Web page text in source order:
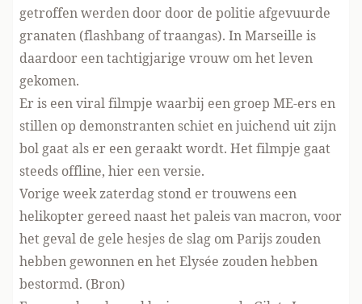
getroffen werden door door de politie afgevuurde
granaten (flashbang of traangas). In Marseille is
daardoor een tachtigjarige vrouw om het leven
gekomen.
Er is een viral filmpje waarbij een groep ME-ers en
stillen op demonstranten schiet en juichend uit zijn
bol gaat als er een geraakt wordt. Het filmpje gaat
steeds offline, hier een versie.
Vorige week zaterdag stond er trouwens een
helikopter gereed naast het paleis van macron, voor
het geval de gele hesjes de slag om Parijs zouden
hebben gewonnen en het Elysée zouden hebben
bestormd. (Bron)